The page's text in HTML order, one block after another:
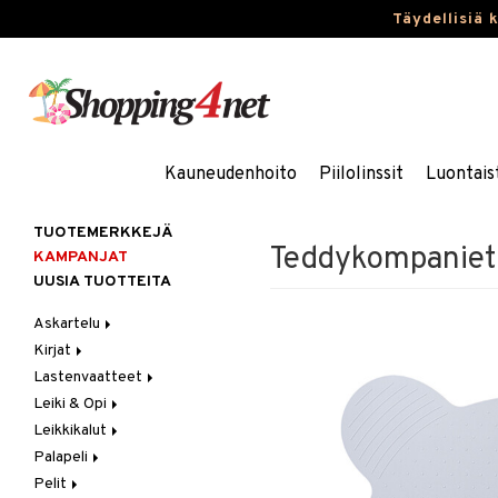
Täydellisiä
Kauneudenhoito Piilolinssit
TUOTEMERKKEJÄ
KAMPANJAT
UUSIA TUOTTEITA
Askartelu
Askartelumateriaalit
Askartelusetti
Helmet
Koulutarvikkeet
Muovailuvaha
Piirrä ja maalaa
Kirjat
Askartelukirjat
Maalauskirjat
Päiväkirjat
Lastenvaatteet
Alaosat
Leggingsit
Alusvaatteet & Sukat
Kengät
Mekot
Leiki & Opi
Opetuslelut
Oppimispelit
Soittimet
Leikkikalut
Ajoneuvot
Autoradat
Eläimet
Palapeli
1000 palaa
Pelit